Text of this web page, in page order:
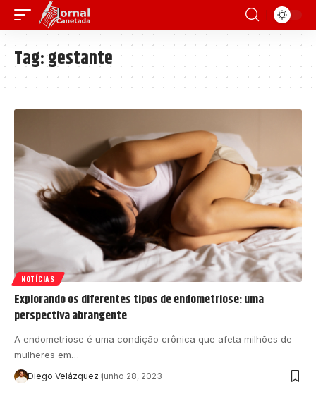
Tag:gestante
NOTÍCIAS
Explorando os diferentes tipos de endometriose: uma
perspectiva abrangente
A endometriose é uma condição crônica que afeta milhões de
mulheres em…
Diego Velázquez junho 28, 2023